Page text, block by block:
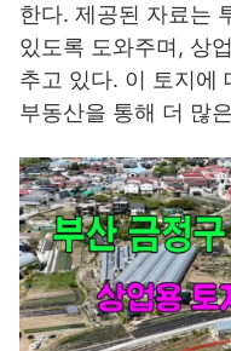
한다. 제공된 자료는
있도록 도와주며, 상
추고 있다. 이 토지에
부동산을 통해 더 많